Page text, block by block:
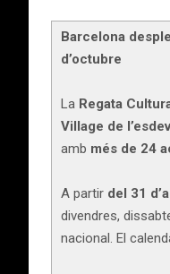
Barcelona
d’octubre
La Regata
Village de
amb més de 24
A partir del 31
divendres,
nacional. El